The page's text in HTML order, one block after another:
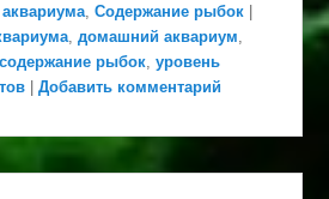
,Содержание рыбок
,домашний аквариум
содержание рыбок ,уровень
|Добавить комментарий